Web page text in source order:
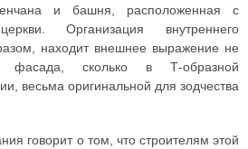
и башня, расположенная с
Организация внутреннего
находит внешнее выражение не
фасада, сколько в Т-образной
весьма оригинальной для зодчества
говорит о том, что строителям этой